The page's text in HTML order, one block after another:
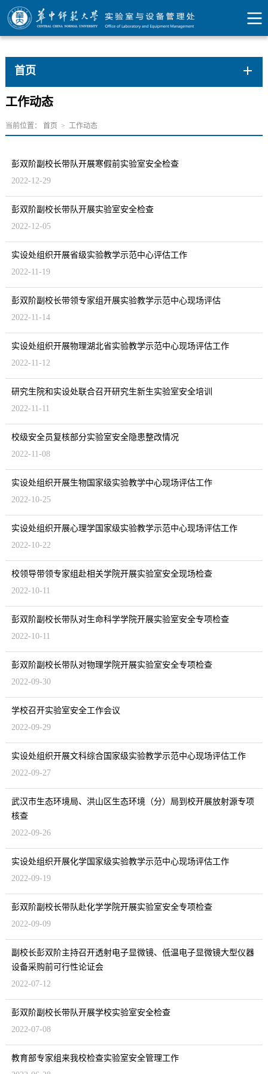
首页
工作动态
当前位置： 首页 > 工作动态
彭双阶副校长带队开展寒假前实验室安全检查
2022-12-29
彭双阶副校长带队开展实验室安全检查
2022-12-05
实设处组织开展省级实验教学示范中心评估工作
2022-11-19
彭双阶副校长带领专家组开展实验教学示范中心现场评估
2022-11-14
实设处组织开展物理湖北省实验教学示范中心现场评估工作
2022-11-12
研究生院和实设处联合召开研究生新生实验室安全培训
2022-11-11
校级安全员复核部分实验室安全隐患整改情况
2022-11-08
实设处组织开展生物国家级实验教学中心现场评估工作
2022-10-25
实设处组织开展心理学国家级实验教学示范中心现场评估工作
2022-10-22
校领导带领专家组赴相关学院开展实验室安全现场检查
2022-10-11
彭双阶副校长带队对生命科学学院开展实验室安全专项检查
2022-10-11
彭双阶副校长带队对物理学院开展实验室安全专项检查
2022-09-30
学校召开实验室安全工作会议
2022-09-29
实设处组织开展文科综合国家级实验教学示范中心现场评估工作
2022-09-27
武汉市生态环境局、洪山区生态环境（分）局到校开展放射源专项
核查
2022-09-26
实设处组织开展化学国家级实验教学示范中心现场评估工作
2022-09-19
彭双阶副校长带队赴化学学院开展实验室安全专项检查
2022-09-09
副校长彭双阶主持召开透射电子显微镜、低温电子显微镜大型仪器
设备采购前可行性论证会
2022-07-12
彭双阶副校长带队开展学校实验室安全检查
2022-07-08
教育部专家组来我校检查实验室安全管理工作